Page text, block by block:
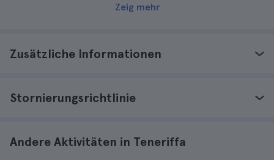
Zeig mehr
Zusätzliche Informationen
Stornierungsrichtlinie
Andere Aktivitäten in Teneriffa